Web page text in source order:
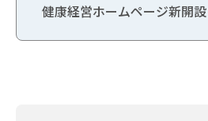
健康経営ホームページ新開設